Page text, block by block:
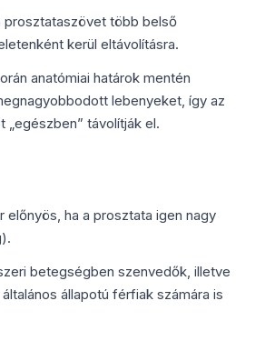
prosztataszövet több belső
kerül eltávolításra.
anatómiai határok mentén
lebenyeket, így az
távolítják el.
előnyös, ha a prosztata igen nagy
betegségben szenvedők, illetve
állapotú férfiak számára is